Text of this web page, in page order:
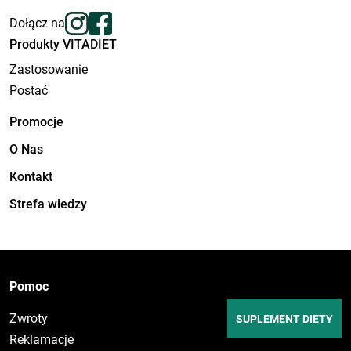
Dołącz na
Produkty VITADIET
Zastosowanie
Postać
Promocje
O Nas
Kontakt
Strefa wiedzy
SUPLEMENT DIETY
Pomoc
Zwroty
Reklamacje